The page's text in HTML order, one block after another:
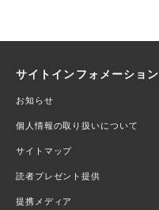
サイトインフォメーション
お知らせ
個人情報の取り扱いについて
サイトマップ
読者プレゼント提供
提携メディア